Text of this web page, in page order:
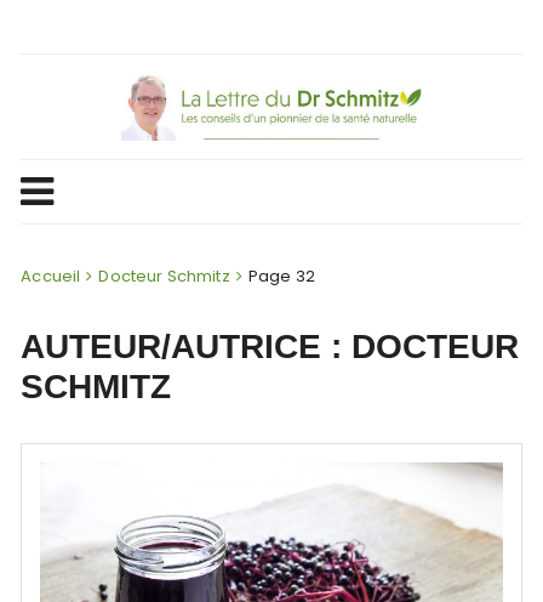
Accueil Docteur Schmitz Page 32
AUTEUR/AUTRICE : DOCTEUR
SCHMITZ